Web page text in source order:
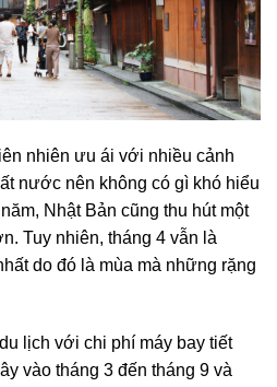
nhiên ưu ái với nhiều cảnh
nước nên không có gì khó hiểu
Nhật Bản cũng thu hút một
Tuy nhiên, tháng 4 vẫn là
do đó là mùa mà những rặng
lịch với chi phí máy bay tiết
vào tháng 3 đến tháng 9 và